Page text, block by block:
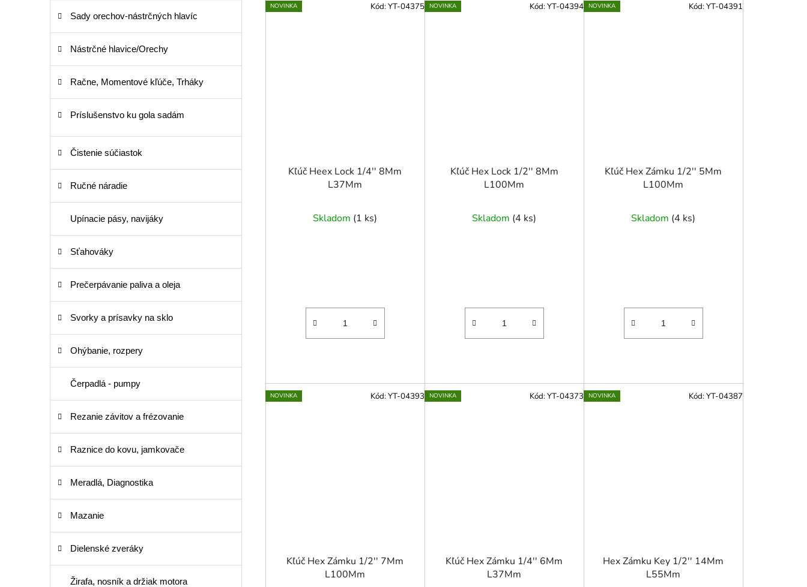
Sady orechov-nástrčných hlavíc
Nástrčné hlavice/Orechy
Račne, Momentové kľúče, Trháky
Príslušenstvo ku gola sadám
Čistenie súčiastok
Ručné náradie
Upínacie pásy, navijáky
Sťahováky
Prečerpávanie paliva a oleja
Svorky a prísavky na sklo
Ohýbanie, rozpery
Čerpadlá - pumpy
Rezanie závitov a frézovanie
Raznice do kovu, jamkovače
Meradlá, Diagnostika
Mazanie
Dielenské zveráky
Žirafa, nosník a držiak motora
NOVINKA
Kľúč Heex Lock 1/4'' 8Mm
L37Mm
Skladom (1 ks)
Kód:YT-04375 NOVINKA
Kľúč Hex Lock 1/2'' 8Mm
L100Mm
Skladom (4 ks)
Kód:YT-04394 NOVINKA
Kľúč Hex Zámku 1/2'' 5Mm
L100Mm
Skladom (4 ks)
Kód:YT-04391
NOVINKA
Kľúč Hex Zámku 1/2'' 7Mm
L100Mm
Kód:YT-04393 NOVINKA
Kľúč Hex Zámku 1/4'' 6Mm
L37Mm
Kód:YT-04373 NOVINKA
Hex Zámku Key 1/2'' 14Mm
L55Mm
Kód:YT-04387